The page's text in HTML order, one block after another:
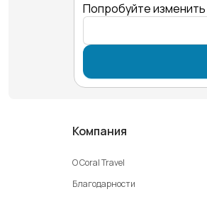
Попробуйте
Компания
О Coral Travel
Благодарности